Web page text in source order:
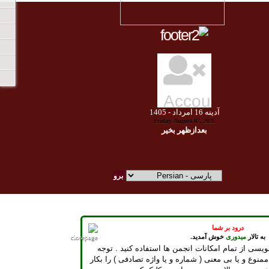
درود بر شما
به تالار میدوریخوش آمدید.
از تمام امکانات انجمن ها استفاده کنید . توجه
و یا بی معنی ( شماره و یا واژه تصادفی ) را بکار
آدينه امرداد - 1405
Friday, August 07, 2026
بعدازظهر بخير